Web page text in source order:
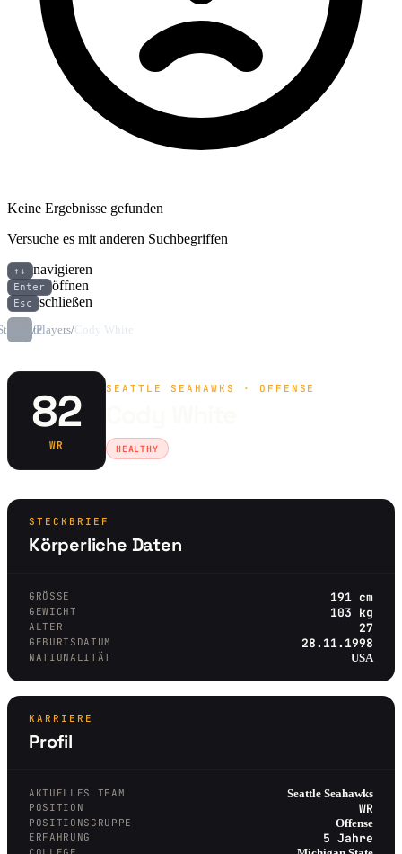
Keine Ergebnisse gefunden
Versuche es mit anderen Suchbegriffen
↑↓ navigieren
Enter öffnen
Esc schließen
/Players/Cody White
82
WR
SEATTLE SEAHAWKS · OFFENSE
HEALTHY
STECKBRIEF
Körperliche Daten
GRÖSSE 191 cm
GEWICHT 103 kg
ALTER 27
GEBURTSDATUM 28.11.1998
NATIONALITÄT USA
KARRIERE
Profil
AKTUELLES TEAM Seattle Seahawks
POSITION WR
POSITIONSGRUPPE Offense
ERFAHRUNG 5 Jahre